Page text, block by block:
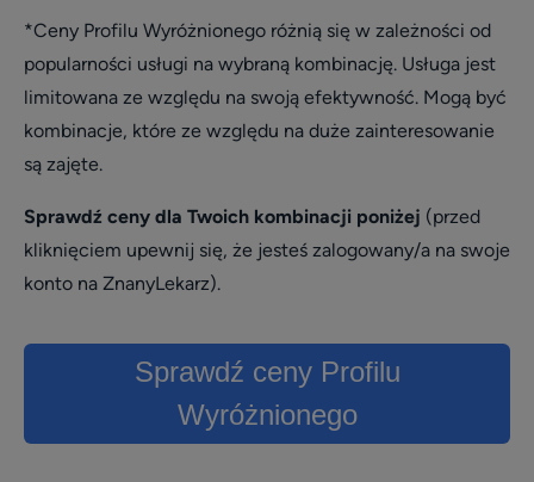
*Ceny Profilu Wyróżnionego różnią się w zależności od
popularności usługi na wybraną kombinację. Usługa jest
limitowana ze względu na swoją efektywność. Mogą być
kombinacje, które ze względu na duże zainteresowanie
są zajęte.
Sprawdź ceny dla Twoich kombinacji poniżej (przed
kliknięciem upewnij się, że jesteś zalogowany/a na swoje
konto na ZnanyLekarz).
Sprawdź ceny Profilu
Wyróżnionego